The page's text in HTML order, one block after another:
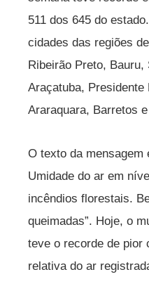
511 dos 645 do
cidades das regiões
Ribeirão Preto,
Araçatuba, Presidente
Araraquara, Barretos
O texto da mensagem
Umidade do ar em
incêndios florestais.
queimadas”. Hoje, o
teve o recorde de pior
relativa do ar